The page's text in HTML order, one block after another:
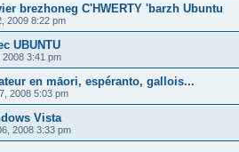
brezhoneg C'HWERTY 'barzh Ubuntu
2009 8:22 pm
UBUNTU
2008 3:41 pm
en māori, espéranto, gallois...
2008 5:03 pm
Vista
2008 3:33 pm